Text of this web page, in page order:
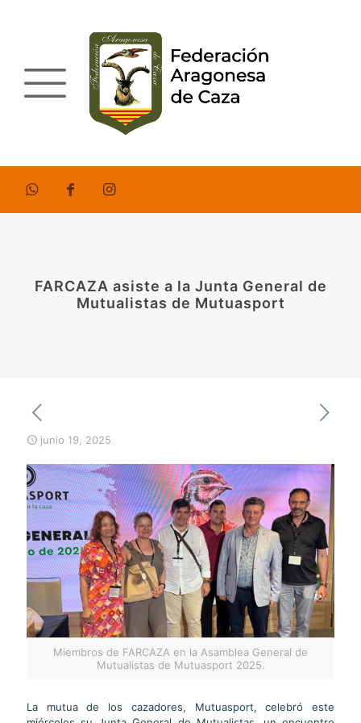
FARCAZA asiste a la Junta General de
Mutualistas de Mutuasport
junio 19, 2025
Miembros de FARCAZA en la Asamblea General de
Mutualistas de Mutuasport 2025.
La mutua de los cazadores, Mutuasport, celebró este